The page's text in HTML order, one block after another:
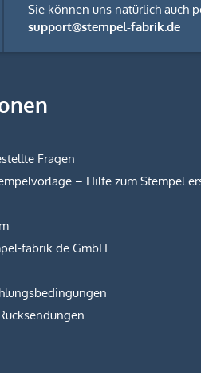
Sie können uns natürlich auch
support@stempel-fabrik.de
Fragen
– Hilfe zum Stempel
fabrik.de GmbH